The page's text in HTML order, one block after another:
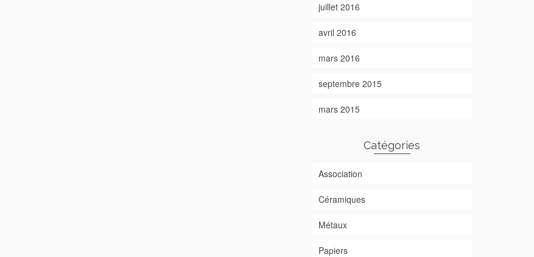
juillet 2016
avril 2016
mars 2016
septembre 2015
mars 2015
Catégories
Association
Céramiques
Métaux
Papiers